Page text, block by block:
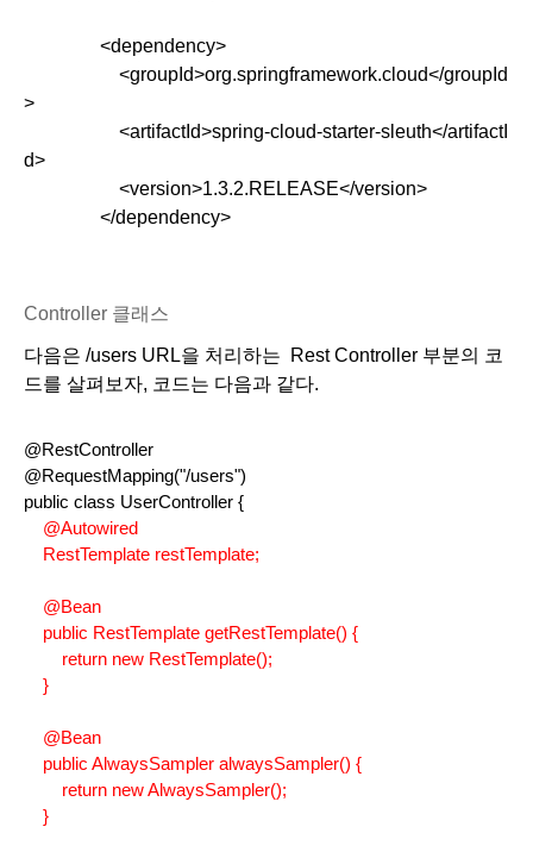
<dependency>
<groupId>org.springframework.cloud</groupId
>
<artifactId>spring-cloud-starter-sleuth</artifactI
d>
<version>1.3.2.RELEASE</version>
</dependency>
Controller 클래스
다음은 /users URL을 처리하는  Rest Controller 부분의 코
드를 살펴보자, 코드는 다음과 같다.
@RestController
@RequestMapping("/users")
public class UserController {
@Autowired
RestTemplate restTemplate;
@Bean
public RestTemplate getRestTemplate() {
return new RestTemplate();
}
@Bean
public AlwaysSampler alwaysSampler() {
return new AlwaysSampler();
}